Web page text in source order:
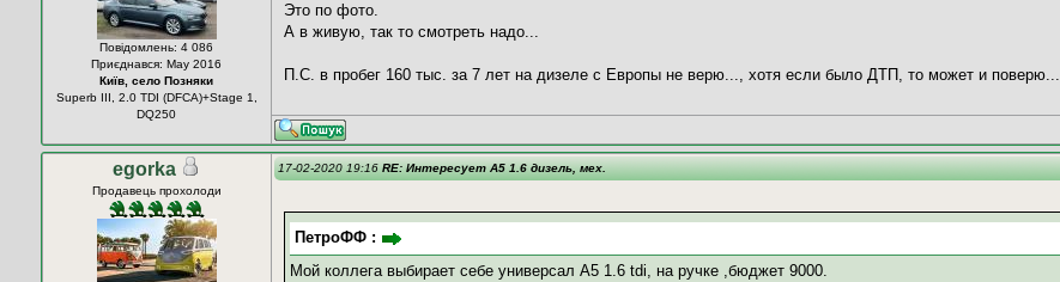
Повідомлень: 4 086
Приєднався: May 2016
Київ, село Позняки
Superb III, 2.0 TDI (DFCA)+Stage 1,
DQ250
Это по фото.
А в живую, так то смотреть надо...
П.С. в пробег 160 тыс. за 7 лет на дизеле с Европы не верю..., хотя если было ДТП, то может и поверю...
egorka
Продавець прохолоди
17-02-2020 19:16 RE: Интересует А5 1.6 дизель, мех.
ПетроФФ :
Мой коллега выбирает себе универсал А5 1.6 tdi, на ручке ,бюджет 9000.